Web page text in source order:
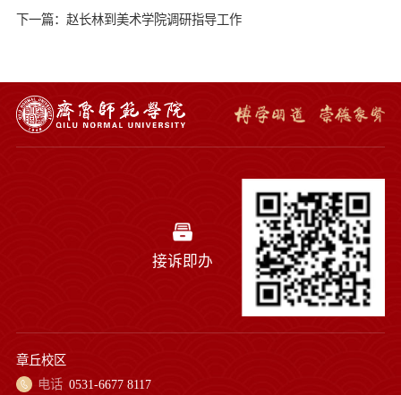
下一篇：赵长林到美术学院调研指导工作
接诉即办
章丘校区
电话 0531-6677 8117